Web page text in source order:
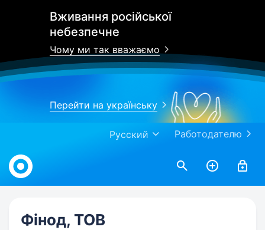
Вживання російської
небезпечне
Чому ми так вважаємо
Перейти на українську
Работодателю
Русский
Work.ua
Фінод, ТОВ